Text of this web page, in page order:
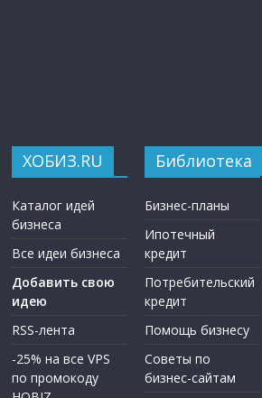
ХОБИЗ.RU
Каталог идей
бизнеса
Все идеи бизнеса
Добавить свою
идею
RSS-лента
-25% на все VPS
по промокоду
Библиотека
Бизнес-планы
Ипотечный
кредит
Потребительский
кредит
Помощь бизнесу
Советы по
бизнес-сайтам